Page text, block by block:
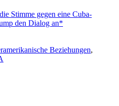
Stimme gegen eine Cuba-
den Dialog an*
Beziehungen,